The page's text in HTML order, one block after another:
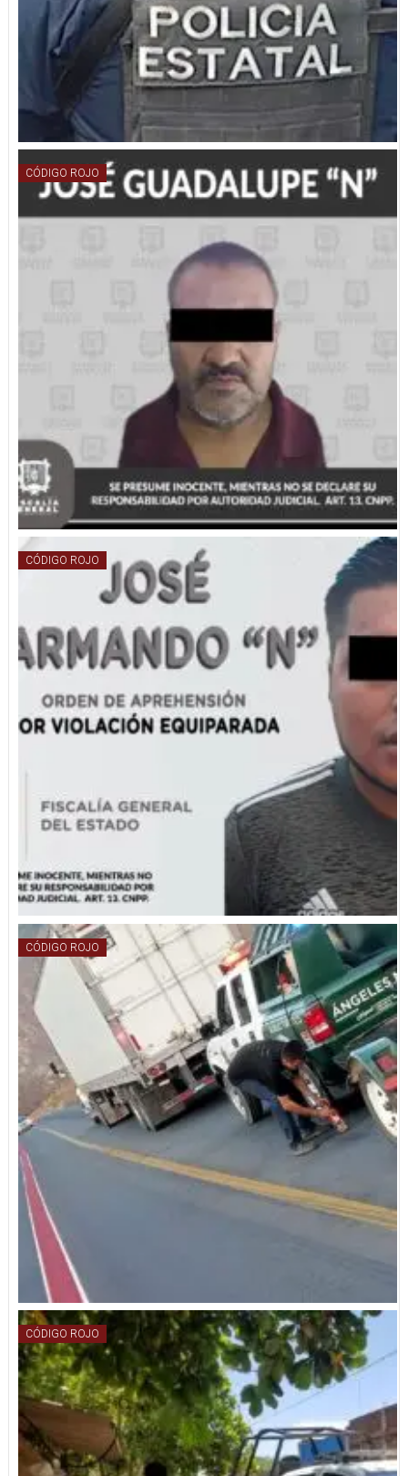
CÓDIGO ROJO
CÓDIGO ROJO
CÓDIGO ROJO
CÓDIGO ROJO